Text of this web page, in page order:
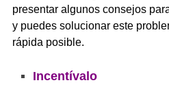
presentar algunos consejos
y puedes solucionar este
rápida posible.
Incentívalo